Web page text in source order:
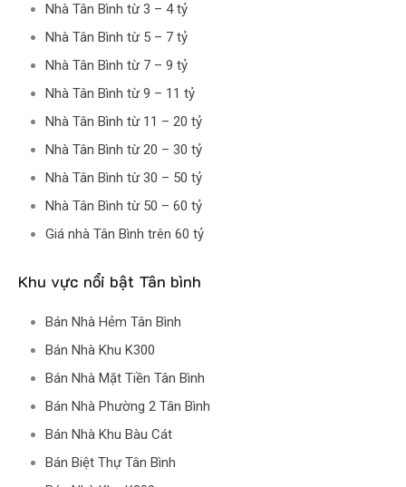
Nhà Tân Bình từ 3 – 4 tỷ
Nhà Tân Bình từ 5 – 7 tỷ
Nhà Tân Bình từ 7 – 9 tỷ
Nhà Tân Bình từ 9 – 11 tỷ
Nhà Tân Bình từ 11 – 20 tỷ
Nhà Tân Bình từ 20 – 30 tỷ
Nhà Tân Bình từ 30 – 50 tỷ
Nhà Tân Bình từ 50 – 60 tỷ
Giá nhà Tân Bình trên 60 tỷ
Khu vực nổi bật Tân bình
Bán Nhà Hẻm Tân Bình
Bán Nhà Khu K300
Bán Nhà Mặt Tiền Tân Bình
Bán Nhà Phường 2 Tân Bình
Bán Nhà Khu Bàu Cát
Bán Biệt Thự Tân Bình